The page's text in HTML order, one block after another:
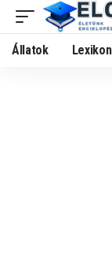
Állatok Lexikon